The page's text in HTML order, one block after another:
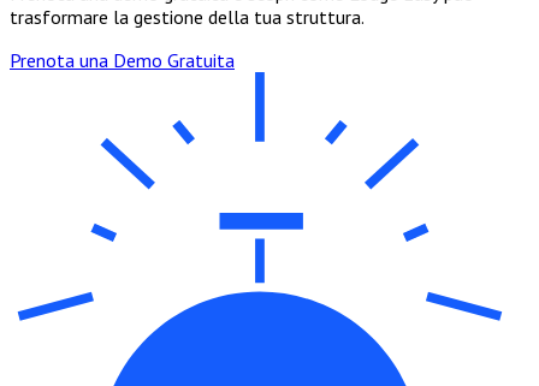
trasformare la gestione della tua struttura.
Prenota una Demo Gratuita